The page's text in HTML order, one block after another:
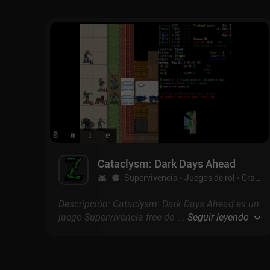
creación de sistemas de extracción de
Cataclysm: Dark Days Ahead
Supervivencia Juegos de rol Gratis
Descripción: Cataclysm: Dark Days Ahead es un
juego Supervivencia free de CleverRaven con
... Seguir leyendo